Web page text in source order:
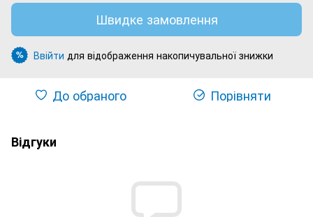
Швидке замовлення
% Ввійти для відображення накопичувальної знижки
До обраного Порівняти
Відгуки